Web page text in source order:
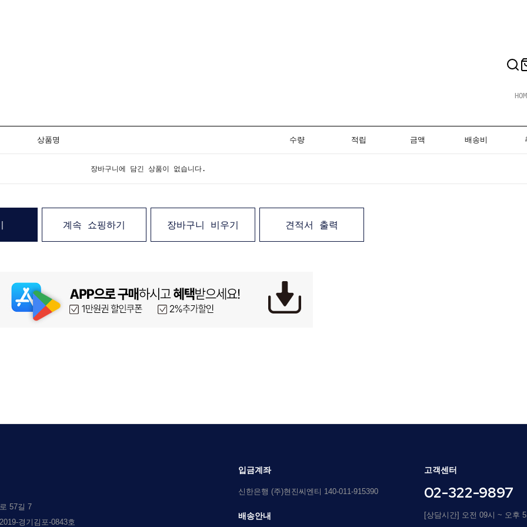
상품명 수량 적립 금액 배송비
장바구니에 담긴 상품이 없습니다.
계속 쇼핑하기 장바구니 비우기 견적서 출력
57길 7
경기김포-0843호
입금계좌
신한은행 (주)현진씨엔티 140-011-915390
배송안내
고객센터
02-322-9897
[상담시간] 오전 09시 ~ 오후